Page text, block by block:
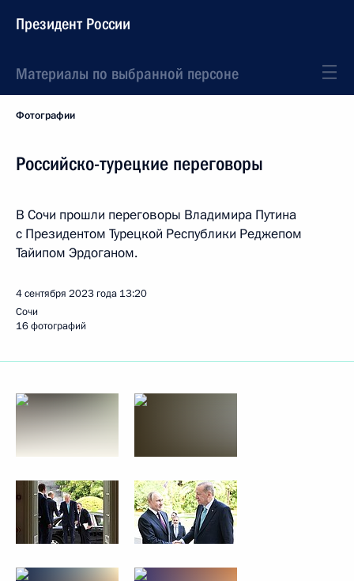
Президент России
Материалы по выбранной персоне
Фотографии
Российско-турецкие переговоры
В Сочи прошли переговоры Владимира Путина
с Президентом Турецкой Республики Реджепом
Тайипом Эрдоганом.
4 сентября 2023 года 13:20
Сочи
16 фотографий